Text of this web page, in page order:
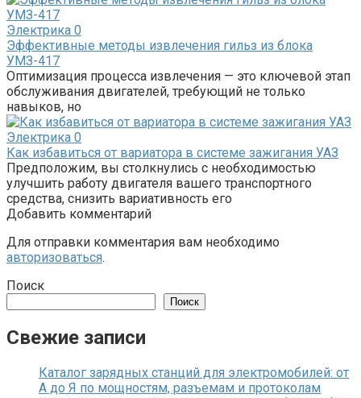
Электрика 0
Эффективные методы извлечения гильз из блока
УМЗ-417
Оптимизация процесса извлечения — это ключевой этап
обслуживания двигателей, требующий не только
навыков, но
Электрика 0
Как избавиться от вариатора в системе зажигания УАЗ
Предположим, вы столкнулись с необходимостью
улучшить работу двигателя вашего транспортного
средства, снизить вариативность его
Добавить комментарий
Для отправки комментария вам необходимо
авторизоваться.
Поиск
Поиск
Свежие записи
Каталог зарядных станций для электромобилей: от
А до Я по мощностям, разъемам и протоколам